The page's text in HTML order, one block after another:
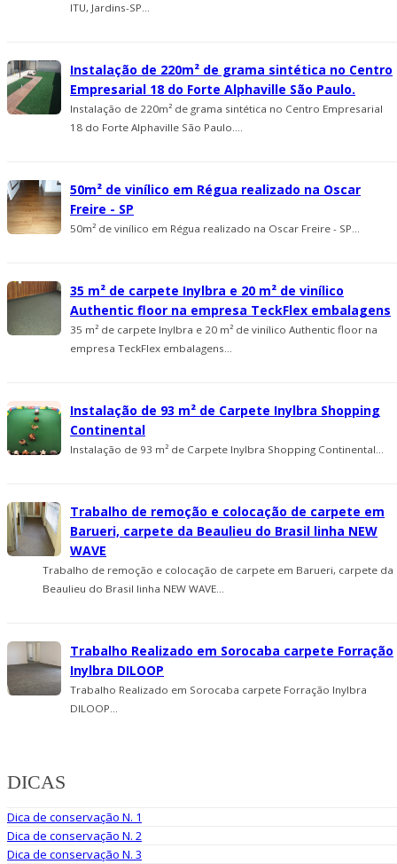
ITU, Jardins-SP...
Instalação de 220m² de grama sintética no Centro
Empresarial 18 do Forte Alphaville São Paulo.
Instalação de 220m² de grama sintética no Centro Empresarial
18 do Forte Alphaville São Paulo....
50m² de vinílico em Régua realizado na Oscar
Freire - SP
50m² de vinílico em Régua realizado na Oscar Freire - SP...
35 m² de carpete Inylbra e 20 m² de viní­lico
Authentic floor na empresa TeckFlex embalagens
35 m² de carpete Inylbra e 20 m² de viní­lico Authentic floor na
empresa TeckFlex embalagens...
Instalação de 93 m² de Carpete Inylbra Shopping
Continental
Instalação de 93 m² de Carpete Inylbra Shopping Continental...
Trabalho de remoção e colocação de carpete em
Barueri, carpete da Beaulieu do Brasil linha NEW
WAVE
Trabalho de remoção e colocação de carpete em Barueri, carpete da
Beaulieu do Brasil linha NEW WAVE...
Trabalho Realizado em Sorocaba carpete Forração
Inylbra DILOOP
Trabalho Realizado em Sorocaba carpete Forração Inylbra
DILOOP...
DICAS
Dica de conservação N. 1
Dica de conservação N. 2
Dica de conservação N. 3